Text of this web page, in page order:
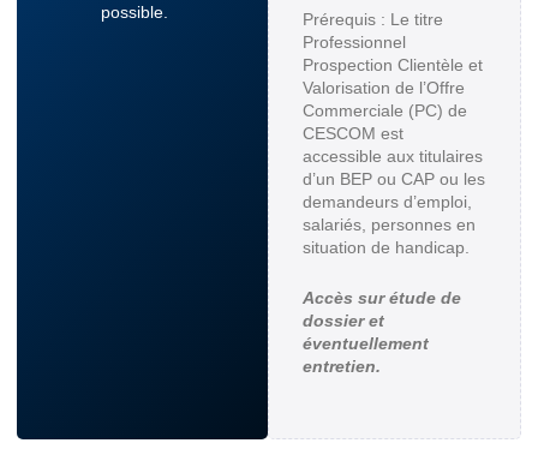
possible.
Prérequis : Le titre
Professionnel
Prospection Clientèle et
Valorisation de l’Offre
Commerciale (PC) de
CESCOM est
accessible aux titulaires
d’un BEP ou CAP ou les
demandeurs d’emploi,
salariés, personnes en
situation de handicap.
Accès sur étude de
dossier et
éventuellement
entretien.